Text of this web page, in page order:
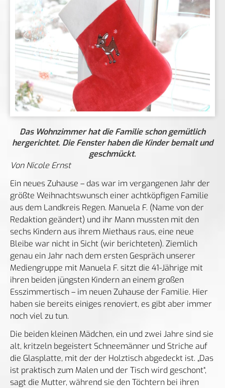
Das Wohnzimmer hat die Familie schon gemütlich
hergerichtet. Die Fenster haben die Kinder bemalt und
geschmückt.
Von Nicole Ernst
Ein neues Zuhause – das war im vergangenen Jahr der
größte Weihnachtswunsch einer achtköpfigen Familie
aus dem Landkreis Regen. Manuela F. (Name von der
Redaktion geändert) und ihr Mann mussten mit den
sechs Kindern aus ihrem Miethaus raus, eine neue
Bleibe war nicht in Sicht (wir berichteten). Ziemlich
genau ein Jahr nach dem ersten Gespräch unserer
Mediengruppe mit Manuela F. sitzt die 41-Jährige mit
ihren beiden jüngsten Kindern an einem großen
Esszimmertisch – im neuen Zuhause der Familie. Hier
haben sie bereits einiges renoviert, es gibt aber immer
noch viel zu tun.
Die beiden kleinen Mädchen, ein und zwei Jahre sind sie
alt, kritzeln begeistert Schneemänner und Striche auf
die Glasplatte, mit der der Holztisch abgedeckt ist. „Das
ist praktisch zum Malen und der Tisch wird geschont“,
sagt die Mutter, während sie den Töchtern bei ihren